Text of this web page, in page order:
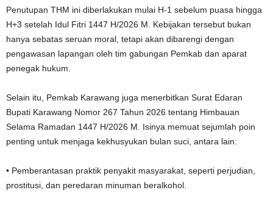
Penutupan THM ini diberlakukan mulai H-1 sebelum puasa hingga
H+3 setelah Idul Fitri 1447 H/2026 M. Kebijakan tersebut bukan
hanya sebatas seruan moral, tetapi akan dibarengi dengan
pengawasan lapangan oleh tim gabungan Pemkab dan aparat
penegak hukum.
Selain itu, Pemkab Karawang juga menerbitkan Surat Edaran
Bupati Karawang Nomor 267 Tahun 2026 tentang Himbauan
Selama Ramadan 1447 H/2026 M. Isinya memuat sejumlah poin
penting untuk menjaga kekhusyukan bulan suci, antara lain:
• Pemberantasan praktik penyakit masyarakat, seperti perjudian,
prostitusi, dan peredaran minuman beralkohol.